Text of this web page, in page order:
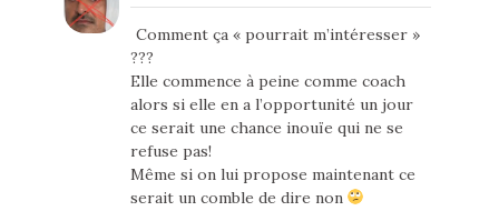
Comment ça « pourrait m’intéresser »
???
Elle commence à peine comme coach
alors si elle en a l’opportunité un jour
ce serait une chance inouïe qui ne se
refuse pas!
Même si on lui propose maintenant ce
serait un comble de dire non